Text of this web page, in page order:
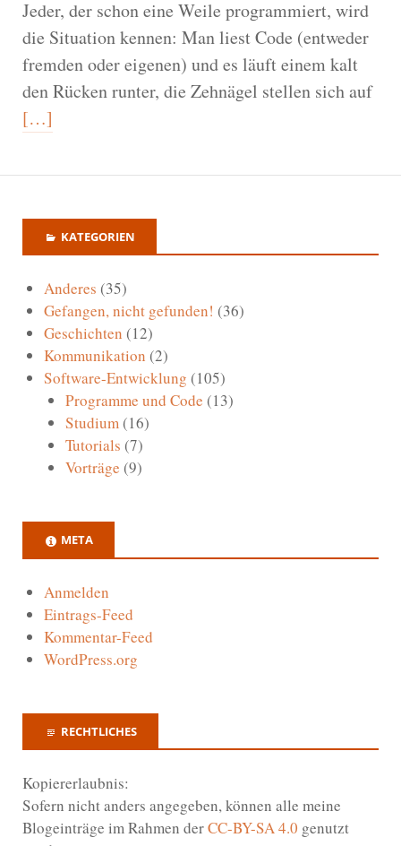
Jeder, der schon eine Weile programmiert, wird
die Situation kennen: Man liest Code (entweder
fremden oder eigenen) und es läuft einem kalt
den Rücken runter, die Zehnägel stellen sich auf
[…]
KATEGORIEN
Anderes (35)
Gefangen, nicht gefunden! (36)
Geschichten (12)
Kommunikation (2)
Software-Entwicklung (105)
Programme und Code (13)
Studium(16)
Tutorials (7)
Vorträge (9)
META
Anmelden
Eintrags-Feed
Kommentar-Feed
WordPress.org
RECHTLICHES
Kopiererlaubnis:
Sofern nicht anders angegeben, können alle meine
Blogeinträge im Rahmen derCC-BY-SA 4.0 genutzt